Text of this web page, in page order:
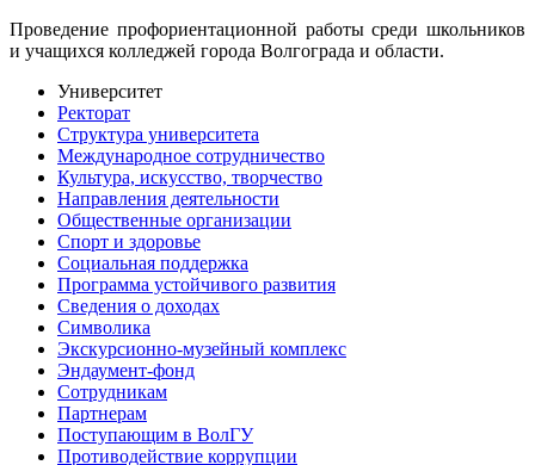
Проведение профориентационной работы среди школьников
и учащихся колледжей города Волгограда и области.
Университет
Ректорат
Структура университета
Международное сотрудничество
Культура, искусство, творчество
Направления деятельности
Общественные организации
Спорт и здоровье
Социальная поддержка
Программа устойчивого развития
Сведения о доходах
Символика
Экскурсионно-музейный комплекс
Эндаумент-фонд
Сотрудникам
Партнерам
Поступающим в ВолГУ
Противодействие коррупции